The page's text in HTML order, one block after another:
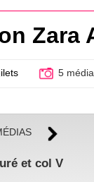
Zara
5
et col V